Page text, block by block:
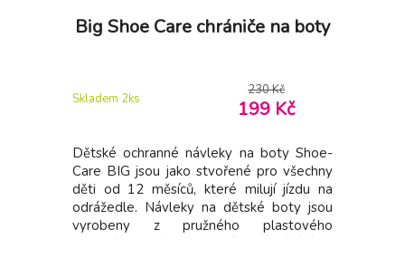
Big Shoe Care chrániče na boty
Skladem 2ks
230 Kč
199 Kč
Dětské ochranné návleky na boty Shoe-
Care BIG jsou jako stvořené pro všechny
děti od 12 měsíců, které milují jízdu na
odrážedle. Návleky na dětské boty jsou
vyrobeny z pružného plastového